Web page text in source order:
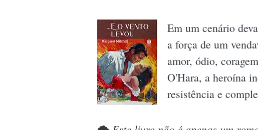
Em um cenário
a força de um
amor, ódio,
O'Hara, a heroína
resistência e